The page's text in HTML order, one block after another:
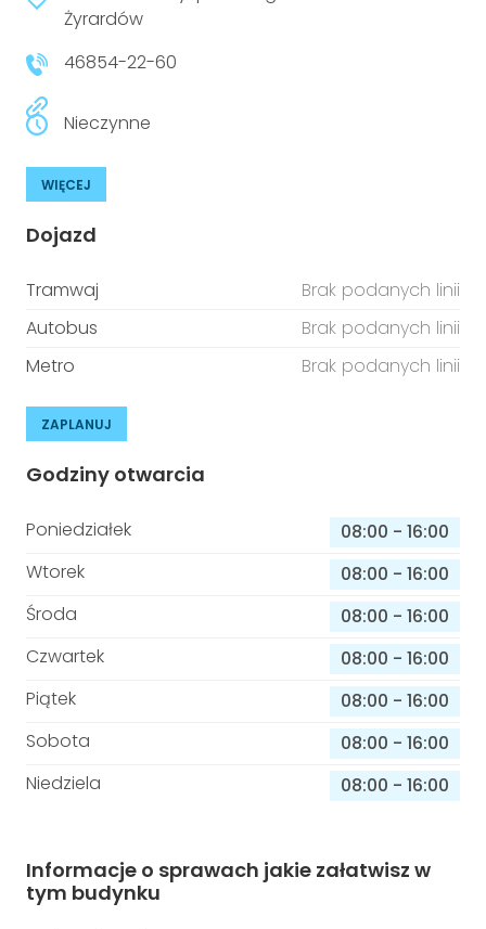
niepełnosprawnościami
Prawo
Prawa osób z niepełnosprawnościami
Aktualności
Urządzenia IoT
Żyrardów
46854-22-60
Nieczynne
WIĘCEJ
Dojazd
Tramwaj
Brak podanych linii
Autobus
Brak podanych linii
Metro
Brak podanych linii
ZAPLANUJ
Godziny otwarcia
Poniedziałek 08:00 - 16:00
Wtorek
08:00 - 16:00
Środa
08:00 - 16:00
Czwartek
08:00 - 16:00
Piątek
08:00 - 16:00
Sobota
08:00 - 16:00
Niedziela
08:00 - 16:00
Informacje o sprawach jakie załatwisz w
tym budynku